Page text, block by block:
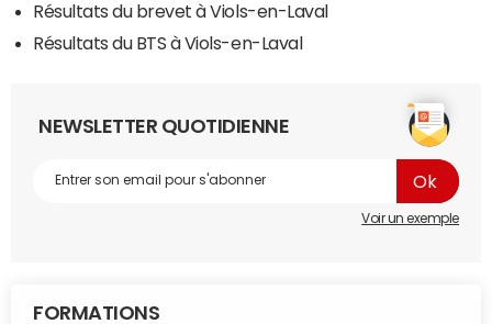
Résultats du brevet à Viols-en-Laval
Résultats du BTS à Viols-en-Laval
NEWSLETTER QUOTIDIENNE
Voir un exemple
FORMATIONS